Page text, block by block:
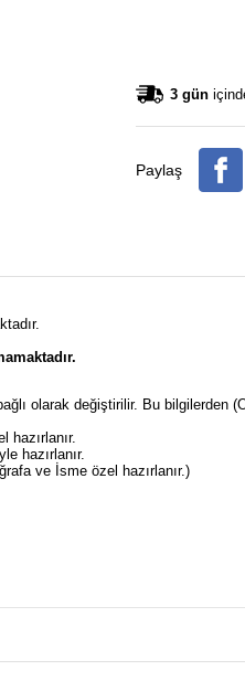
3 gün
Paylaş
olarak değiştirilir. Bu bilgilerden
hazırlanır.
hazırlanır.
ve İsme özel hazırlanır.)